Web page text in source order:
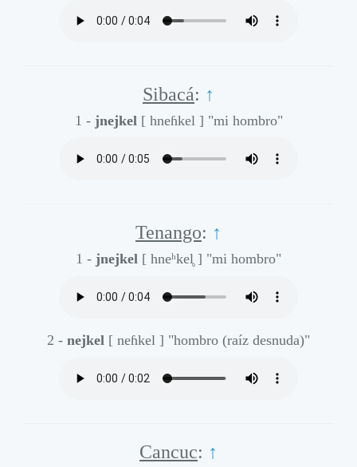
Sibacá: ↑
1 - jnejkel [ hneɦkel ] "mi hombro"
Tenango: ↑
1 - jnejkel [ hneʰkel̥ ] "mi hombro"
2 - nejkel [ neɦkel ] "hombro (raíz desnuda)"
Cancuc: ↑